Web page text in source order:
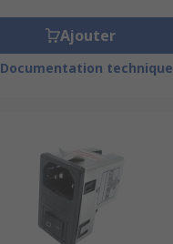
Ajouter
Documentation technique